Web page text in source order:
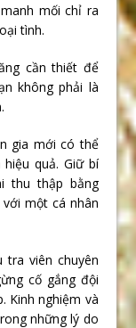
mối chỉ ra
tình.
cần thiết để
không phải là
gia mới có thể
quả. Giữ bí
thu thập bằng
một cá nhân
viên chuyên
cố gắng đội
Kinh nghiệm và
những lý do